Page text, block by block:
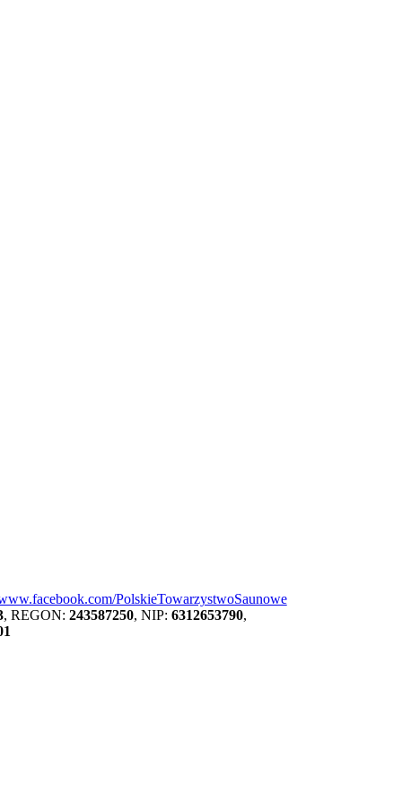
PolskieTowarzystwoSaunowe
, REGON: 243587250, NIP: 6312653790,